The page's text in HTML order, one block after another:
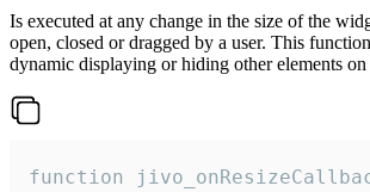
Is executed at any change in the size of the
open, closed or dragged by a user. This
dynamic displaying or hiding other elements on
function